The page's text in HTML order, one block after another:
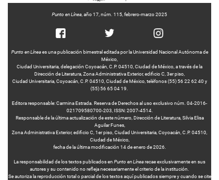
Punto en Línea , año 17, núm. 115, febrero-marzo 2025
Punto en Líneaes una publicación bimestral editada por la Universidad Nacional Autónoma de
México,
Ciudad Universitaria, delegación Coyoacán, C.P. 04510, Ciudad de México, a través de la
Dirección de Literatura, Zona Administrativa Exterior, edificio C, 3er piso,
Ciudad Universitaria, Coyoacán, C.P. 04510, Ciudad de México, teléfonos (55) 56 22 62 40 y
(55) 56 65 04 19.
Editora responsable: Carmina Estrada. Reserva de Derechos al uso exclusivo núm. 04-2016-
021709580700-203, ISSN: 2007-4514.
Responsable de la última actualización de este número, Dirección de Literatura, Silvia Elisa
Aguilar Funes,
Zona Administrativa Exterior, edificio C, 1er piso, Ciudad Universitaria, Coyoacán, C.P. 04510,
Ciudad de México,
fecha de la última modificación 14 de enero de 2026.
La responsabilidad de los textos publicados en Punto en Línearecae exclusivamente en sus
autores y su contenido no refleja necesariamente el criterio de la institución.
Se autoriza la reproducción total o parcial de los textos aquí publicados siempre y cuando se cite